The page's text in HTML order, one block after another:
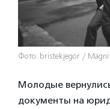
Фото: bristekjegor /
Молодые
документы на